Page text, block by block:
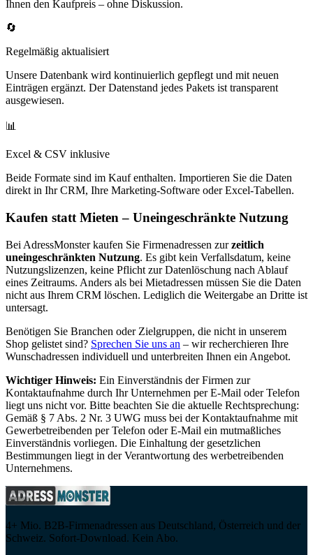
Ihnen den Kaufpreis – ohne Diskussion.
🔄
Regelmäßig aktualisiert
Unsere Datenbank wird kontinuierlich gepflegt und mit neuen
Einträgen ergänzt. Der Datenstand jedes Pakets ist transparent
ausgewiesen.
📊
Excel & CSV inklusive
Beide Formate sind im Kauf enthalten. Importieren Sie die Daten
direkt in Ihr CRM, Ihre Marketing-Software oder Excel-Tabellen.
Kaufen statt Mieten – Uneingeschränkte Nutzung
Bei AdressMonster kaufen Sie Firmenadressen zur zeitlich
uneingeschränkten Nutzung. Es gibt kein Verfallsdatum, keine
Nutzungslizenzen, keine Pflicht zur Datenlöschung nach Ablauf
eines Zeitraums. Anders als bei Mietadressen müssen Sie die Daten
nicht aus Ihrem CRM löschen. Lediglich die Weitergabe an Dritte ist
untersagt.
Benötigen Sie Branchen oder Zielgruppen, die nicht in unserem
Shop gelistet sind? Sprechen Sie uns an – wir recherchieren Ihre
Wunschadressen individuell und unterbreiten Ihnen ein Angebot.
Wichtiger Hinweis: Ein Einverständnis der Firmen zur
Kontaktaufnahme durch Ihr Unternehmen per E-Mail oder Telefon
liegt uns nicht vor. Bitte beachten Sie die aktuelle Rechtsprechung:
Gemäß § 7 Abs. 2 Nr. 3 UWG muss bei der Kontaktaufnahme mit
Gewerbetreibenden per Telefon oder E-Mail ein mutmaßliches
Einverständnis vorliegen. Die Einhaltung der gesetzlichen
Bestimmungen liegt in der Verantwortung des werbetreibenden
Unternehmens.
4+ Mio. B2B-Firmenadressen aus Deutschland, Österreich und der
Schweiz. Sofort-Download. Kein Abo.